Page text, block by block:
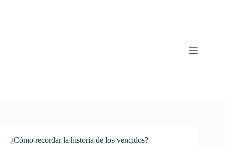
¿Cómo recordar la historia de los vencidos?